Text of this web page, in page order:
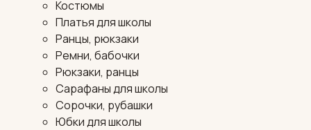
Костюмы
Платья для школы
Ранцы, рюкзаки
Ремни, бабочки
Рюкзаки, ранцы
Сарафаны для школы
Сорочки, рубашки
Юбки для школы